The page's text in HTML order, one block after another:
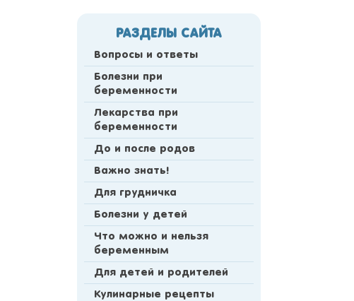
РАЗДЕЛЫ САЙТА
Вопросы и ответы
Болезни при
беременности
Лекарства при
беременности
До и после родов
Важно знать!
Для грудничка
Болезни у детей
Что можно и нельзя
беременным
Для детей и родителей
Кулинарные рецепты